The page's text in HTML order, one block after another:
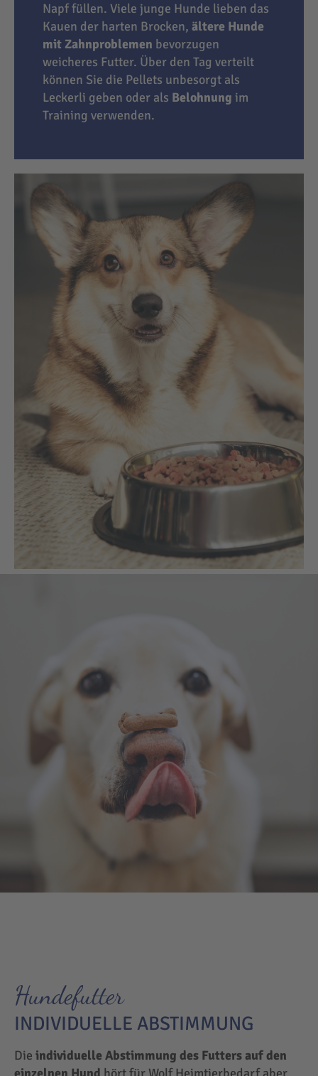
Napf füllen. Viele junge Hunde lieben das
Kauen der harten Brocken, ältere Hunde
mit Zahnproblemen bevorzugen
weicheres Futter. Über den Tag verteilt
können Sie die Pellets unbesorgt als
Leckerli geben oder als Belohnung im
Training verwenden.
Hundefutter
INDIVIDUELLE ABSTIMMUNG
Die individuelle Abstimmung des Futters auf den